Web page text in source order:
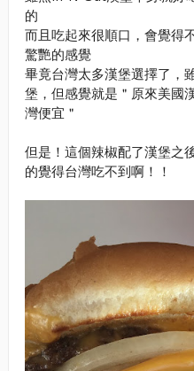
的
而且吃起來很順口，會覺得
驚艷的感覺
畢竟台灣太多漢堡選擇了，
堡，但感覺就是＂原來美國
灣便宜＂
但是！這個辣椒配了漢堡之
的覺得台灣吃不到啊！！